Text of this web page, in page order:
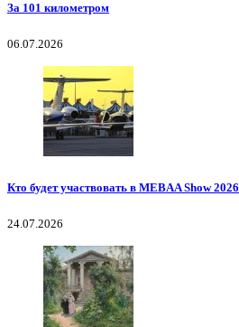
За 101 километром
06.07.2026
Кто будет участвовать в MEBAA Show 2026
24.07.2026